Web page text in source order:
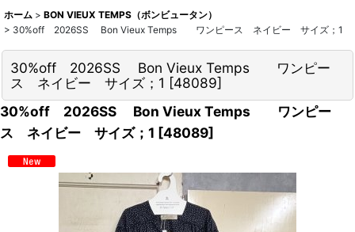
ホーム > BON VIEUX TEMPS（ボンビュータン）
> 30%off 2026SS Bon Vieux Temps ワンピース ネイビー サイズ；1
30%off 2026SS Bon Vieux Temps ワンピー
ス ネイビー サイズ；1 [48089]
30%off 2026SS Bon Vieux Temps ワンピー
ス ネイビー サイズ；1 [48089]